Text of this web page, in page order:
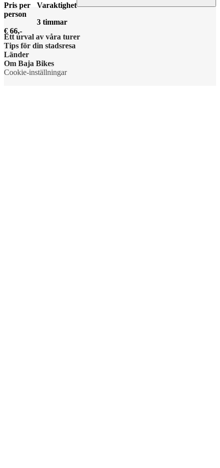
Pris per
person
€ 66,-
Varaktighet
3 timmar
Ett urval av våra turer
Tips för din stadsresa
Länder
Om Baja Bikes
Cookie-inställningar